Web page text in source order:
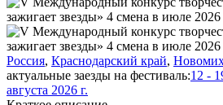
Россия, Краснодарский край,
актуальные заезды на фестиваль:12 -
августа 2026 г.